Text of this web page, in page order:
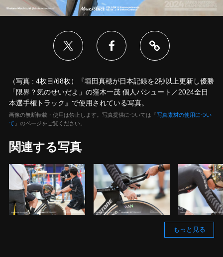
（写真 : 4枚目/68枚）『垣田真穂が日本記録を2秒以上更新し優勝
「限界？気のせいだよ」の窪木一茂 個人パシュート／2024全日
本選手権トラック』で使用されている写真。
画像の無断転載・使用は禁止します。写真提供については『写真素材の使用につい
て 』のページをご覧ください。
関連する写真
もっと見る